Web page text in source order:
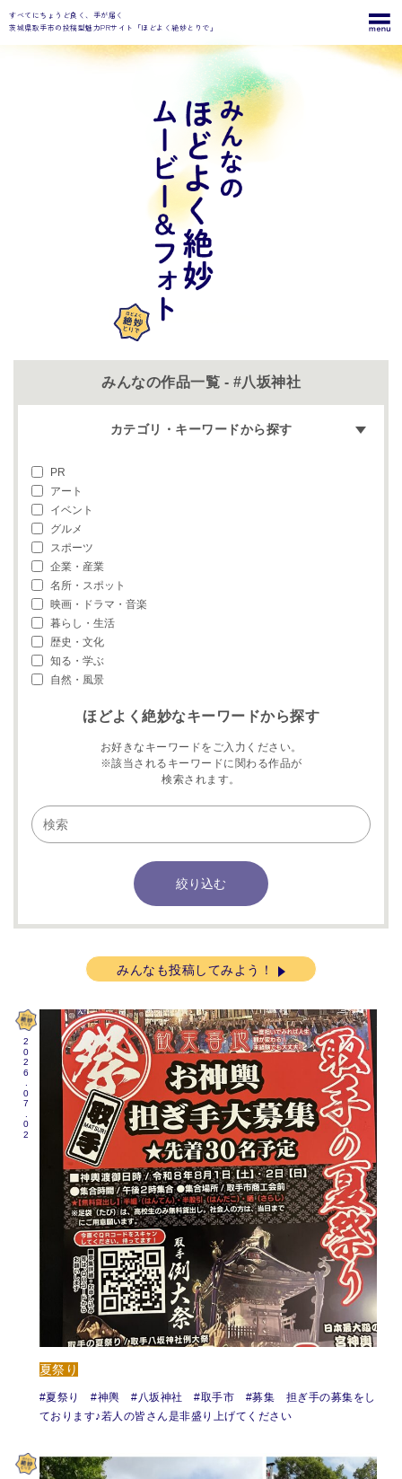
すべてにちょうど良く、手が届く
茨城県取手市の投稿型魅力PRサイト「ほどよく絶妙とりで」
みんなの作品一覧 - #八坂神社
カテゴリ・キーワードから探す
PR
アート
イベント
グルメ
スポーツ
企業・産業
名所・スポット
映画・ドラマ・音楽
暮らし・生活
歴史・文化
知る・学ぶ
自然・風景
ほどよく絶妙なキーワードから探す
お好きなキーワードをご入力ください。
※該当されるキーワードに関わる作品が
検索されます。
みんなも投稿してみよう！
2026.07.02
夏祭り
#夏祭り #神輿 #八坂神社 #取手市 #募集 担ぎ手の募集をし
ております♪若人の皆さん是非盛り上げてください